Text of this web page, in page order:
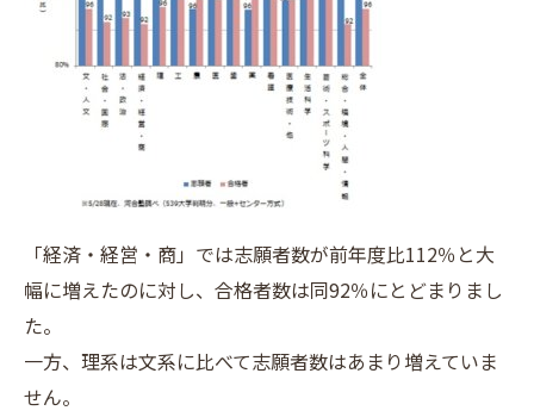
「経済・経営・商」では志願者数が前年度比112％と大
幅に増えたのに対し、合格者数は同92％にとどまりまし
た。
一方、理系は文系に比べて志願者数はあまり増えていま
せん。